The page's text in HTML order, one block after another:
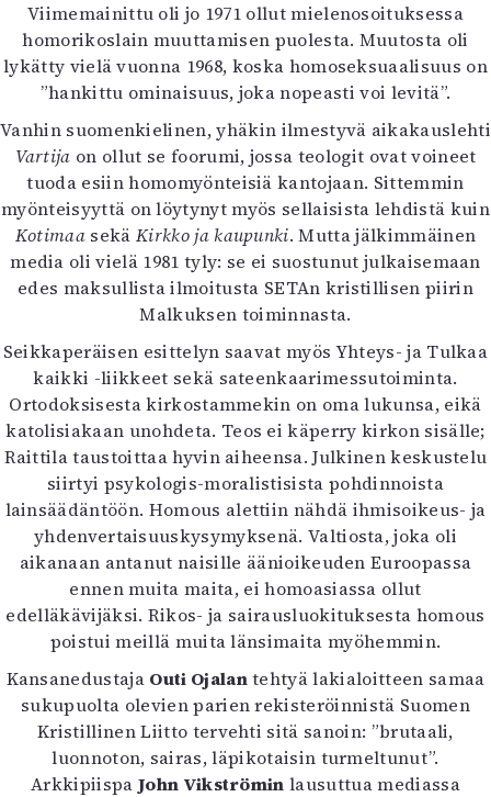
Viimemainittu oli jo 1971 ollut mielenosoituksessa
homorikoslain muuttamisen puolesta. Muutosta oli
lykätty vielä vuonna 1968, koska homoseksuaalisuus on
”hankittu ominaisuus, joka nopeasti voi levitä”.
Vanhin suomenkielinen, yhäkin ilmestyvä aikakauslehti
Vartija on ollut se foorumi, jossa teologit ovat voineet
tuoda esiin homomyönteisiä kantojaan. Sittemmin
myönteisyyttä on löytynyt myös sellaisista lehdistä kuin
Kotimaa sekä Kirkko ja kaupunki. Mutta jälkimmäinen
media oli vielä 1981 tyly: se ei suostunut julkaisemaan
edes maksullista ilmoitusta SETAn kristillisen piirin
Malkuksen toiminnasta.
Seikkaperäisen esittelyn saavat myös Yhteys- ja Tulkaa
kaikki -liikkeet sekä sateenkaarimessutoiminta.
Ortodoksisesta kirkostammekin on oma lukunsa, eikä
katolisiakaan unohdeta. Teos ei käperry kirkon sisälle;
Raittila taustoittaa hyvin aiheensa. Julkinen keskustelu
siirtyi psykologis-moralistisista pohdinnoista
lainsäädäntöön. Homous alettiin nähdä ihmisoikeus- ja
yhdenvertaisuuskysymyksenä. Valtiosta, joka oli
aikanaan antanut naisille äänioikeuden Euroopassa
ennen muita maita, ei homoasiassa ollut
edelläkävijäksi. Rikos- ja sairausluokituksesta homous
poistui meillä muita länsimaita myöhemmin.
Kansanedustaja Outi Ojalantehtyä lakialoitteen samaa
sukupuolta olevien parien rekisteröinnistä Suomen
Kristillinen Liitto tervehti sitä sanoin: ”brutaali,
luonnoton, sairas, läpikotaisin turmeltunut”.
Arkkipiispa John Vikströmin lausuttua mediassa